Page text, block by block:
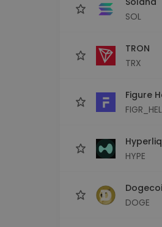
SOL
TRON
TRX
Figure
HYPE
DOGE